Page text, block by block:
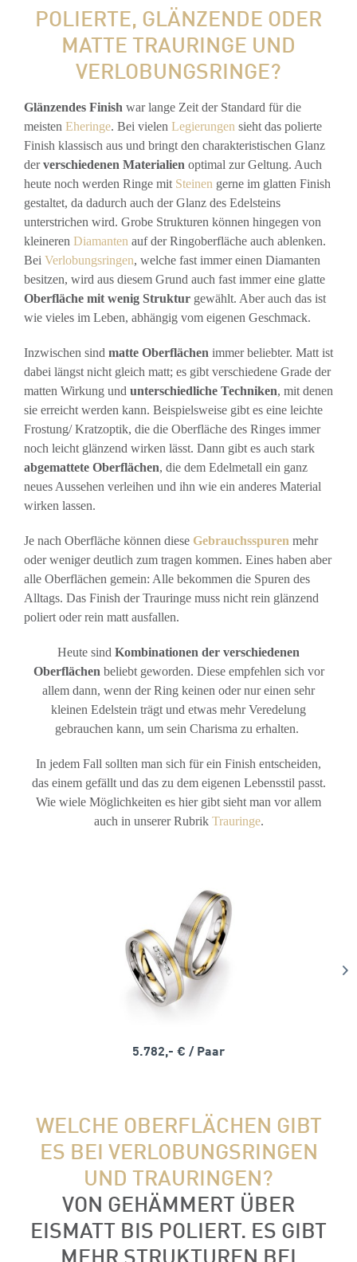
POLIERTE, GLÄNZENDE ODER
MATTE TRAURINGE UND
VERLOBUNGSRINGE?
Glänzendes Finish war lange Zeit der Standard für die
meisten Eheringe. Bei vielen Legierungen sieht das polierte
Finish klassisch aus und bringt den charakteristischen Glanz
derverschiedenen Materialien optimal zur Geltung. Auch
heute noch werden Ringe mit Steinen gerne im glatten Finish
gestaltet, da dadurch auch der Glanz des Edelsteins
unterstrichen wird. Grobe Strukturen können hingegen von
kleineren Diamanten auf der Ringoberfläche auch ablenken.
Bei Verlobungsringen, welche fast immer einen Diamanten
besitzen, wird aus diesem Grund auch fast immer eine glatte
Oberfläche mit wenig Struktur gewählt. Aber auch das ist
wie vieles im Leben, abhängig vom eigenen Geschmack.
Inzwischen sind matte Oberflächen immer beliebter. Matt ist
dabei längst nicht gleich matt; es gibt verschiedene Grade der
matten Wirkung und unterschiedliche Techniken, mit denen
sie erreicht werden kann. Beispielsweise gibt es eine leichte
Frostung/ Kratzoptik, die die Oberfläche des Ringes immer
noch leicht glänzend wirken lässt. Dann gibt es auch stark
abgemattete Oberflächen, die dem Edelmetall ein ganz
neues Aussehen verleihen und ihn wie ein anderes Material
wirken lassen.
Je nach Oberfläche können diese Gebrauchsspuren mehr
oder weniger deutlich zum tragen kommen. Eines haben aber
alle Oberflächen gemein: Alle bekommen die Spuren des
Alltags. Das Finish der Trauringe muss nicht rein glänzend
poliert oder rein matt ausfallen.
Heute sind Kombinationen der verschiedenen
Oberflächen beliebt geworden. Diese empfehlen sich vor
allem dann, wenn der Ring keinen oder nur einen sehr
kleinen Edelstein trägt und etwas mehr Veredelung
gebrauchen kann, um sein Charisma zu erhalten.
In jedem Fall sollten man sich für ein Finish entscheiden,
das einem gefällt und das zu dem eigenen Lebensstil passt.
Wie wiele Möglichkeiten es hier gibt sieht man vor allem
auch in unserer Rubrik Trauringe.
5.782,- € / Paar
WELCHE OBERFLÄCHEN GIBT
ES BEI VERLOBUNGSRINGEN
UND TRAURINGEN?
VON GEHÄMMERT ÜBER
EISMATT BIS POLIERT. ES GIBT
MEHR STRUKTUREN BEI